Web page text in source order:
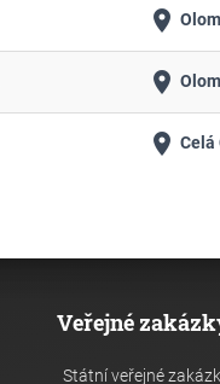
place
place
place Celá
Veřejné
Státní veřejné